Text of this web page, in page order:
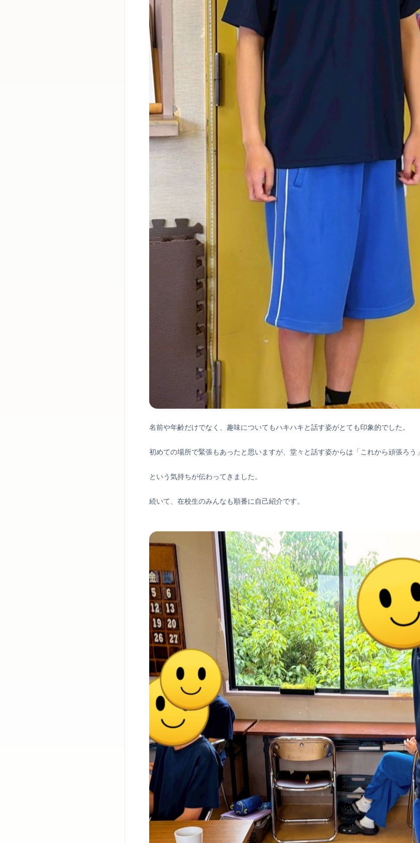
名前や年齢だけでなく、趣味についてもハキハキと話す姿がとても印象的でした。
初めての場所で緊張もあったと思いますが、堂々と話す姿からは「これから頑張ろう」
という気持ちが伝わってきました。
続いて、在校生のみんなも順番に自己紹介です。